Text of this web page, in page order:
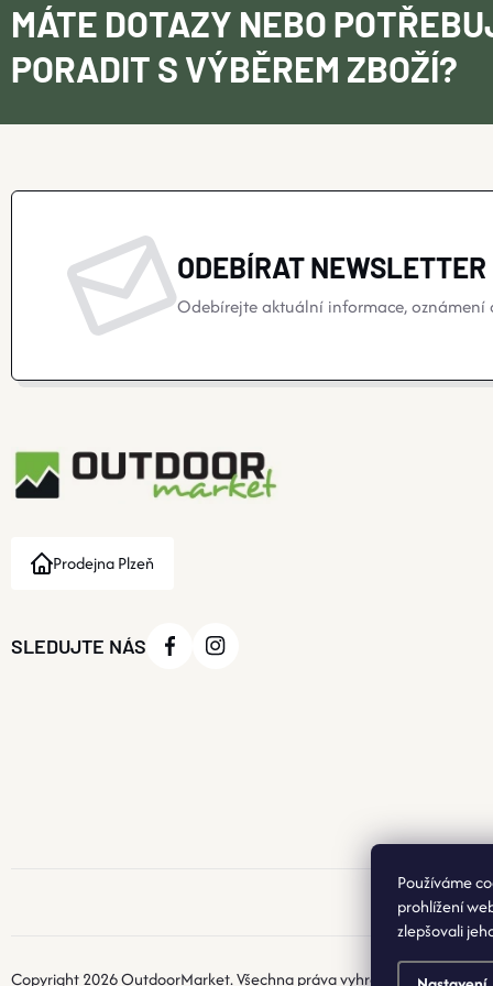
Používáme
prohlížení
zlepšovali
MÁTE DOTAZY NEBO
PORADIT S VÝBĚREM ZBOŽÍ?
ODEBÍRAT NEWSLETTER
Odebírejte aktuální informace, oznámení
Prodejna Plzeň
SLEDUJTE NÁS
Copyright 2026OutdoorMarket. Všechna práva vyhrazena.